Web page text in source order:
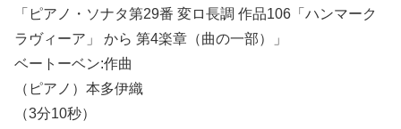
「ピアノ・ソナタ第29番 変ロ長調 作品106「ハンマーク
ラヴィーア」 から 第4楽章（曲の一部）」
ベートーベン:作曲
（ピアノ）本多伊織
（3分10秒）